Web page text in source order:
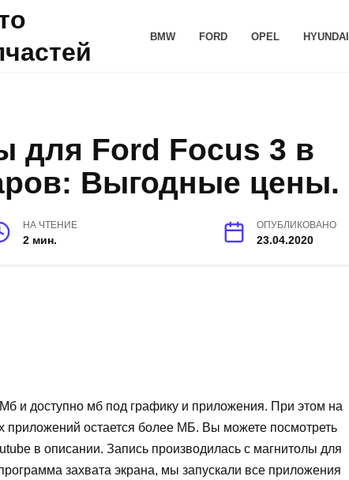
BMW FORD OPEL HYUNDAI
для Ford Focus 3 в
Выгодные цены.
НА ЧТЕНИЕ
2 мин.
ОПУБЛИКОВАНО
23.04.2020
и доступно мб под графику и приложения. При этом на
приложений остается более МБ. Вы можете посмотреть
в описании. Запись производилась с магнитолы для
захвата экрана, мы запускали все приложения